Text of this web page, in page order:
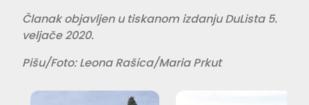
Članak objavljen u tiskanom izdanju DuLista 5.
veljače 2020.
Pišu/Foto: Leona Rašica/Maria Prkut